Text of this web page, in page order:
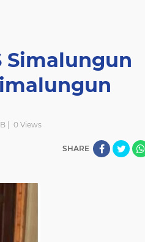
Simalungun
| 0Views
SHARE